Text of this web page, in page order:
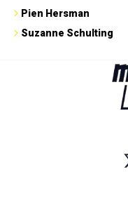
Pien Hersman
Suzanne Schulting